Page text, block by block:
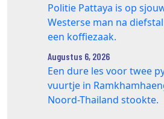
Politie Pattaya is op
Westerse man na
een koffiezaak.
Augustus 6, 2026
Een dure les voor twee
vuurtje in
Noord-Thailand stookte.